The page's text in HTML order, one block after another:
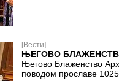
[Вести]
ЊЕГОВО
Његово Блаженство
поводом прославе